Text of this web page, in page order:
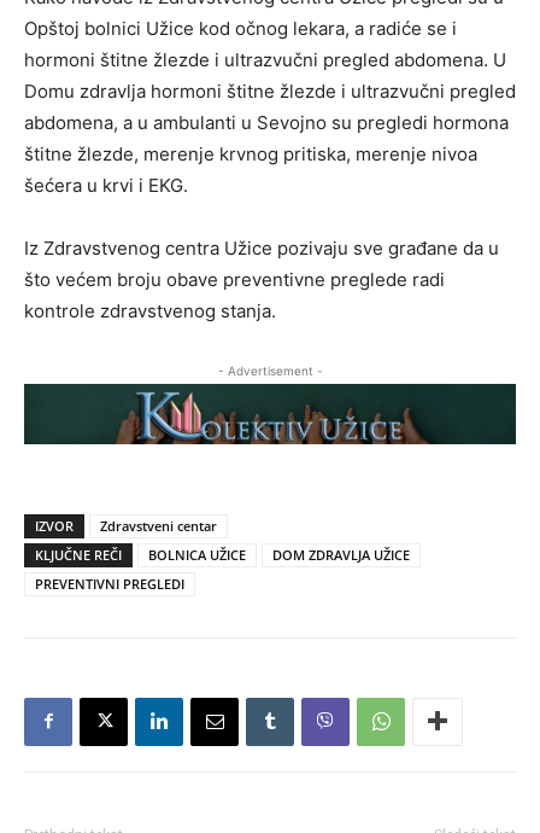
Opštoj bolnici Užice kod očnog lekara, a radiće se i
hormoni štitne žlezde i ultrazvučni pregled abdomena. U
Domu zdravlja hormoni štitne žlezde i ultrazvučni pregled
abdomena, a u ambulanti u Sevojno su pregledi hormona
štitne žlezde, merenje krvnog pritiska, merenje nivoa
šećera u krvi i EKG.
Iz Zdravstvenog centra Užice pozivaju sve građane da u
što većem broju obave preventivne preglede radi
kontrole zdravstvenog stanja.
- Advertisement -
IZVOR
Zdravstveni centar
KLJUČNE REČI
BOLNICA UŽICE
DOM ZDRAVLJA UŽICE
PREVENTIVNI PREGLEDI